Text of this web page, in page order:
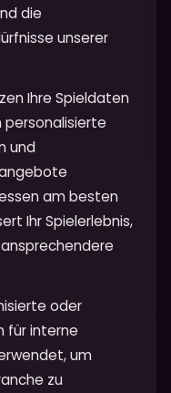
die
unserer
Ihre Spieldaten
personalisierte
und
am besten
Ihr Spielerlebnis,
oder
für interne
um
zu